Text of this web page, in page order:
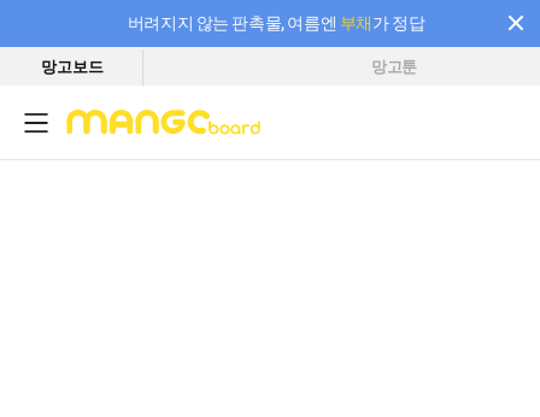
버려지지 않는 판촉물, 여름엔 부채가 정답
필요한 만큼 충전하고 끊김 없이 작업하세요! 새로워진 AI 부스터 요금제
망고보드 망고툰